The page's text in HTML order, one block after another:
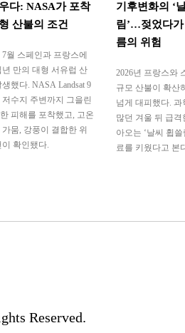
다: NASA가 포착
산불의 조건
7월 스페인과 프랑스에
년 만의 대형 서유럽 산
했다. NASA Landsat 9
저수지 주변까지 그을린
피해를 포착했고, 고온
가뭄, 강풍이 결합한 위
확인됐다.
기후변화의 ‘
림’…젖었다가
름의 위험
2026년 프랑스와
규모 산불이 확산
넘게 대피했다.
많던 겨울 뒤 급격
아오는 ‘날씨 휩쓸
료를 키웠다고 본
Reserved.